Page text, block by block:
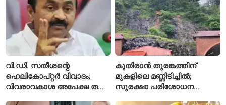
വി.ഡി. സതീശന്റെ
ഹെലികോപ്റ്റർ വിവാദം;
വിവരാവകാശ അപേക്ഷ തള്ളി
കുതിരാൻ തുരങ്കത്തിന്
മുകളിലെ മണ്ണിടിച്ചിൽ;
സുരക്ഷാ പരിശോധന